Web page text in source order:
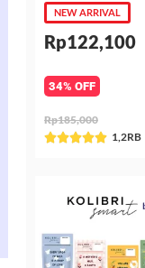
NEW ARRIVAL
Rp122,100
34% OFF
Rp185,000
Rated
of
1,2RB